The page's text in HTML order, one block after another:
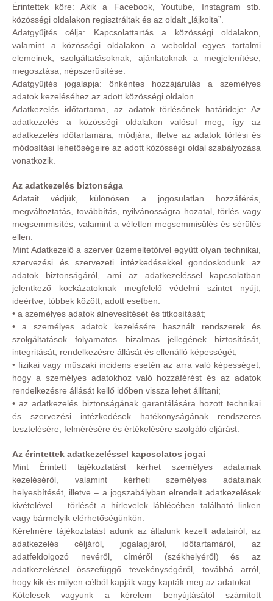
Érintettek köre: Akik a Facebook, Youtube, Instagram stb.
közösségi oldalakon regisztráltak és az oldalt „lájkolta”.
Adatgyűjtés célja: Kapcsolattartás a közösségi oldalakon,
valamint a közösségi oldalakon a weboldal egyes tartalmi
elemeinek, szolgáltatásoknak, ajánlatoknak a megjelenítése,
megosztása, népszerűsítése.
Adatgyűjtés jogalapja: önkéntes hozzájárulás a személyes
adatok kezeléséhez az adott közösségi oldalon
Adatkezelés időtartama, az adatok törlésének határideje: Az
adatkezelés a közösségi oldalakon valósul meg, így az
adatkezelés időtartamára, módjára, illetve az adatok törlési és
módosítási lehetőségeire az adott közösségi oldal szabályozása
vonatkozik.
Az adatkezelés biztonsága
Adatait védjük, különösen a jogosulatlan hozzáférés,
megváltoztatás, továbbítás, nyilvánosságra hozatal, törlés vagy
megsemmisítés, valamint a véletlen megsemmisülés és sérülés
ellen.
Mint Adatkezelő a szerver üzemeltetőivel együtt olyan technikai,
szervezési és szervezeti intézkedésekkel gondoskodunk az
adatok biztonságáról, ami az adatkezeléssel kapcsolatban
jelentkező kockázatoknak megfelelő védelmi szintet nyújt,
ideértve, többek között, adott esetben:
• a személyes adatok álnevesítését és titkosítását;
• a személyes adatok kezelésére használt rendszerek és
szolgáltatások folyamatos bizalmas jellegének biztosítását,
integritását, rendelkezésre állását és ellenálló képességét;
• fizikai vagy műszaki incidens esetén az arra való képességet,
hogy a személyes adatokhoz való hozzáférést és az adatok
rendelkezésre állását kellő időben vissza lehet állítani;
• az adatkezelés biztonságának garantálására hozott technikai
és szervezési intézkedések hatékonyságának rendszeres
tesztelésére, felmérésére és értékelésére szolgáló eljárást.
Az érintettek adatkezeléssel kapcsolatos jogai
Mint Érintett tájékoztatást kérhet személyes adatainak
kezeléséről, valamint kérheti személyes adatainak
helyesbítését, illetve – a jogszabályban elrendelt adatkezelések
kivételével – törlését a hírlevelek láblécében található linken
vagy bármelyik elérhetőségünkön.
Kérelmére tájékoztatást adunk az általunk kezelt adatairól, az
adatkezelés céljáról, jogalapjáról, időtartamáról, az
adatfeldolgozó nevéről, címéről (székhelyéről) és az
adatkezeléssel összefüggő tevekénységéről, továbbá arról,
hogy kik és milyen célból kapják vagy kapták meg az adatokat.
Kötelesek vagyunk a kérelem benyújtásától számított